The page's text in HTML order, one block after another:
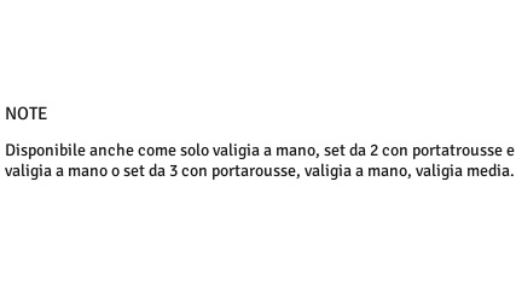
NOTE
Disponibile anche come solo valigia a mano, set da 2 con portatrousse e
valigia a mano o set da 3 con portarousse, valigia a mano, valigia media.